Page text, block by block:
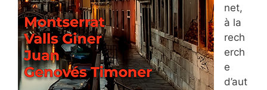
net,
à la
rech
erch
e
d’aut